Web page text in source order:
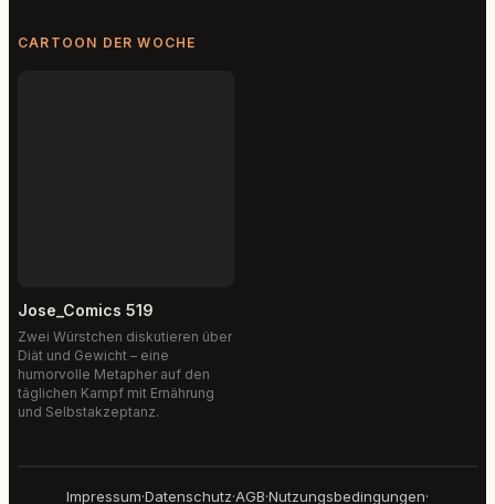
CARTOON DER WOCHE
Jose_Comics 519
Zwei Würstchen diskutieren über
Diät und Gewicht – eine
humorvolle Metapher auf den
täglichen Kampf mit Ernährung
und Selbstakzeptanz.
Impressum·Datenschutz·AGB·Nutzungsbedingungen·